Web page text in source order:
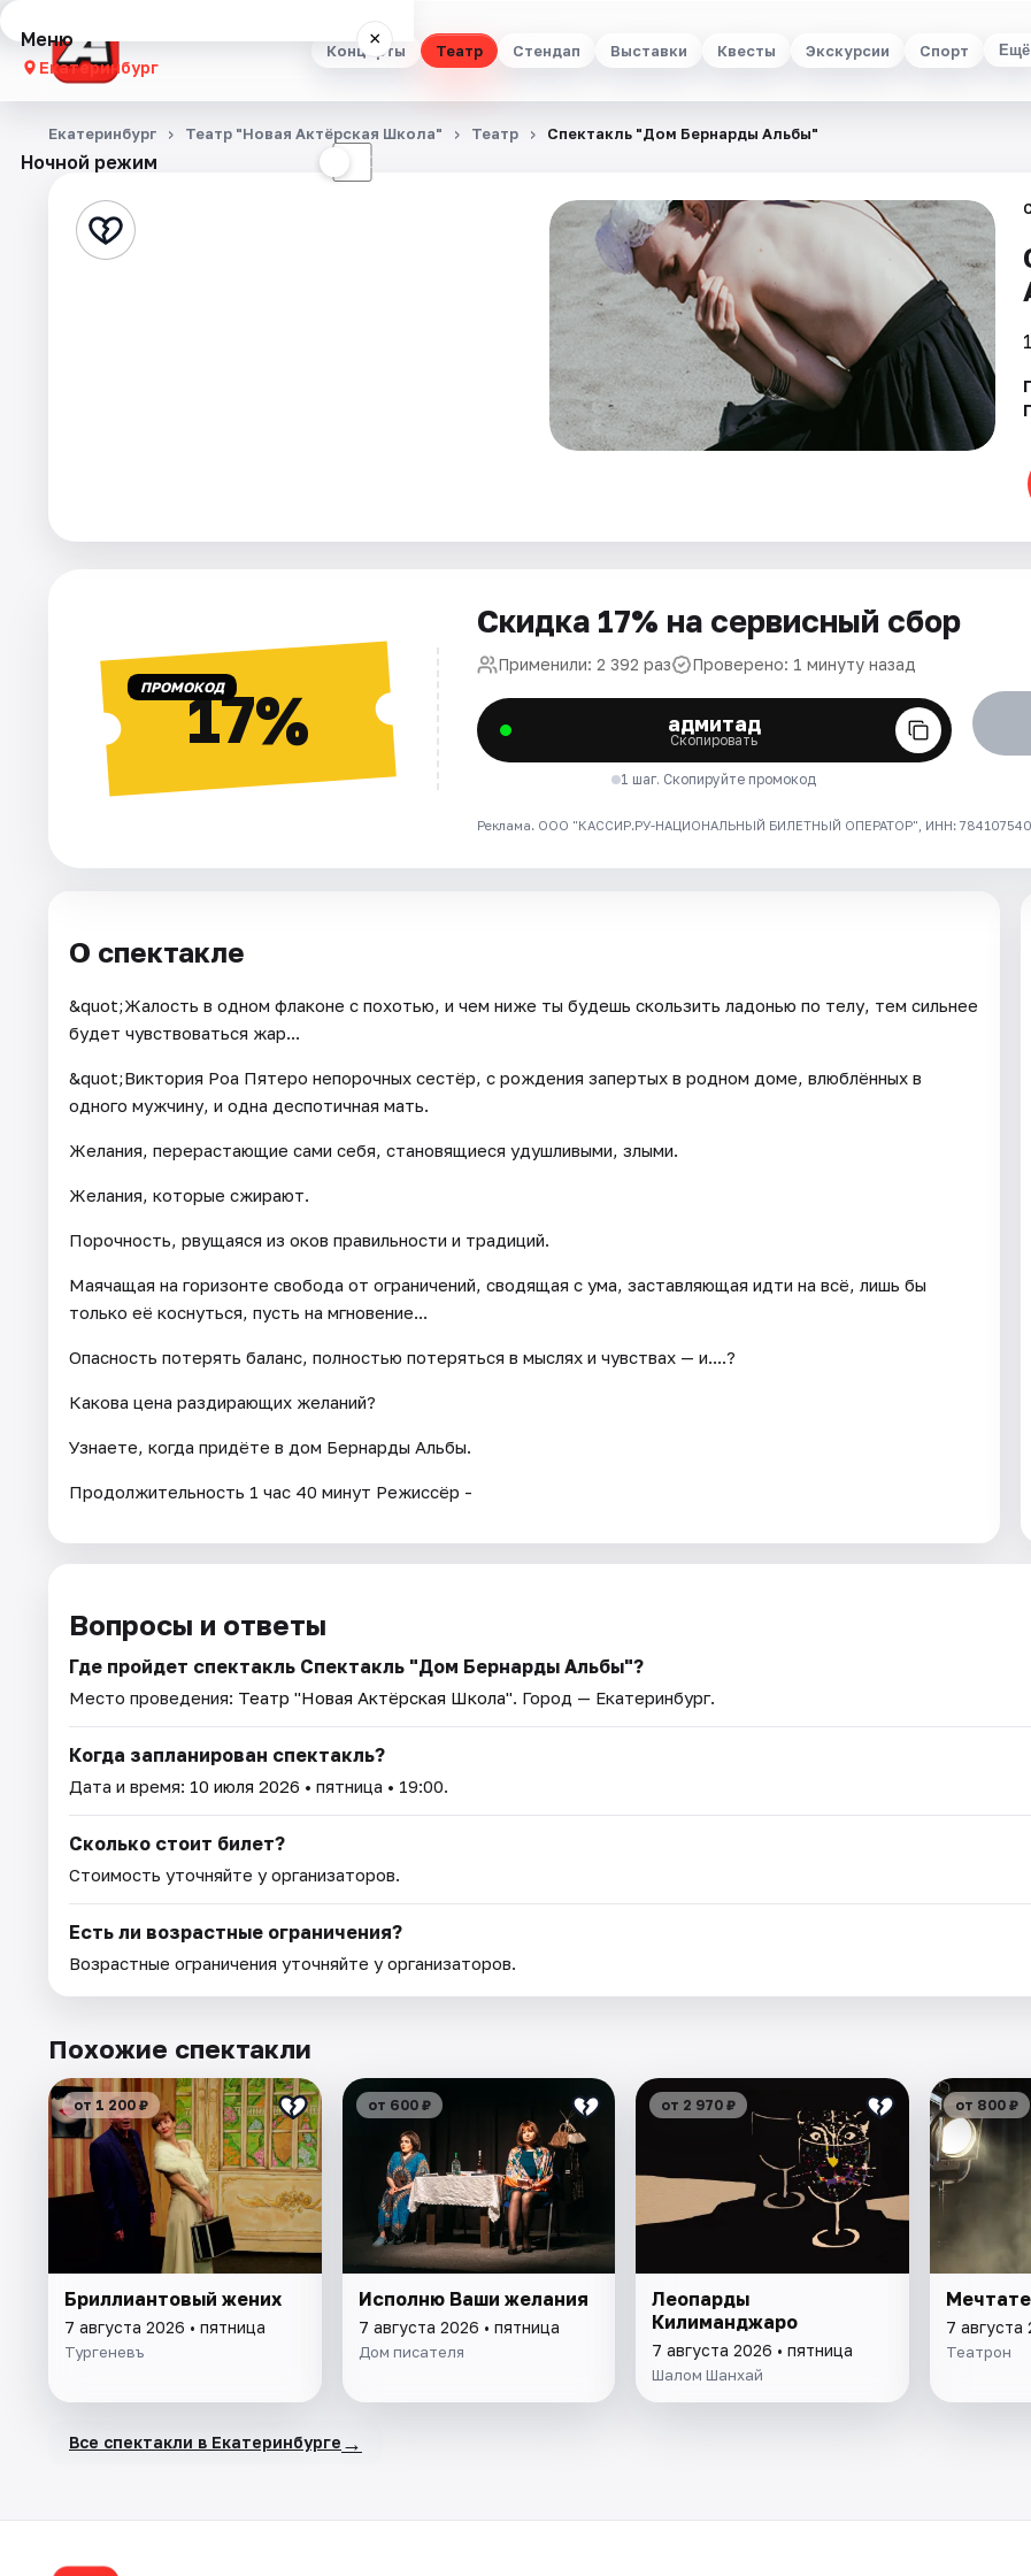
Концерты Театр Стендап Выставки Квесты Экскурсии Спорт Ещё
Меню ×
Екатеринбург
Концерты
Стендап
Артисты
Рейтинги
Ночной режим ☾
Екатеринбург Театр "Новая Актёрская Школа" Театр Спектакль "Дом Бернарды Альбы"
ПРОМОКОД17%
Скидка 17% на сервисный сбор
Применили: 2 392 раз Проверено: 1 минуту назад
адмитад
Скопировать
1 шаг. Скопируйте промокод
Реклама. ООО "КАССИР.РУ-НАЦИОНАЛЬНЫЙ БИЛЕТНЫЙ ОПЕРАТОР", ИНН: 7841075409
О спектакле
&quot;Жалость в одном флаконе с похотью, и чем ниже ты будешь скользить ладонью по телу, тем сильнее
будет чувствоваться жар...
&quot;Виктория Роа Пятеро непорочных сестёр, с рождения запертых в родном доме, влюблённых в
одного мужчину, и одна деспотичная мать.
Желания, перерастающие сами себя, становящиеся удушливыми, злыми.
Желания, которые сжирают.
Порочность, рвущаяся из оков правильности и традиций.
Маячащая на горизонте свобода от ограничений, сводящая с ума, заставляющая идти на всё, лишь бы
только её коснуться, пусть на мгновение...
Опасность потерять баланс, полностью потеряться в мыслях и чувствах — и....?
Какова цена раздирающих желаний?
Узнаете, когда придёте в дом Бернарды Альбы.
Продолжительность 1 час 40 минут Режиссёр -
Вопросы и ответы
Где пройдет спектакль Спектакль "Дом Бернарды Альбы"?
Место проведения: Театр "Новая Актёрская Школа". Город — Екатеринбург.
Когда запланирован спектакль?
Дата и время: 10 июля 2026 • пятница • 19:00.
Сколько стоит билет?
Стоимость уточняйте у организаторов.
Есть ли возрастные ограничения?
Возрастные ограничения уточняйте у организаторов.
Похожие спектакли
от 1 200 ₽
Бриллиантовый жених
7 августа 2026 • пятница
Тургеневъ
от 600 ₽
Исполню Ваши желания
7 августа 2026 • пятница
Дом писателя
от 2 970 ₽
Леопарды
Килиманджаро
7 августа 2026 • пятница
Шалом Шанхай
от 800 ₽
7 августа
Театрон
Все спектакли в Екатеринбурге →